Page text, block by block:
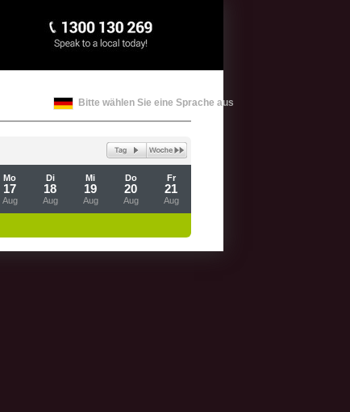
Bitte wählen Sie eine Sprache aus
Mo
17
Aug
Di
18
Aug
Mi
19
Aug
Do
20
Aug
Fr
21
Aug